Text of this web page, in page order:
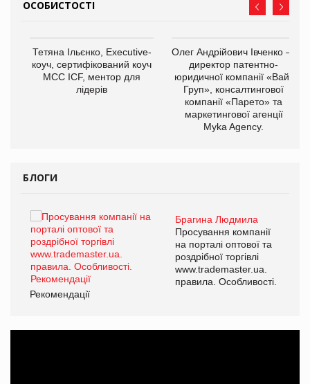
ОСОБИСТОСТІ
Тетяна Ільєнко, Executive-
коуч, сертифікований коуч
МСС ICF, ментор для
лідерів
Олег Андрійович Івченко —
директор патентно-
юридичної компанії «Вайз
Груп», консалтингової
компанії «Парето» та
маркетингової агенції
Myka Agency.
БЛОГИ
Брагина Людмила
Просування компанії
на порталі оптової та
роздрібної торгівлі
www.trademaster.ua.
правила. Особливості.
Рекомендації